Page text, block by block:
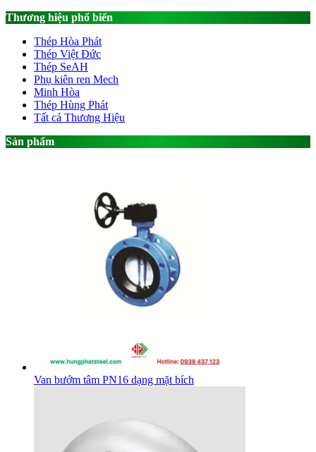
Thương hiệu phổ biến
Thép Hòa Phát
Thép Việt Đức
Thép SeAH
Phụ kiên ren Mech
Minh Hòa
Thép Hùng Phát
Tất cả Thương Hiệu
Sản phẩm
Van bướm tâm PN16 dạng mặt bích